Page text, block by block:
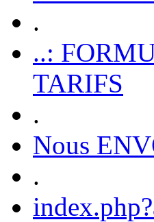
.
..:
TARIFS
.
Nous
.